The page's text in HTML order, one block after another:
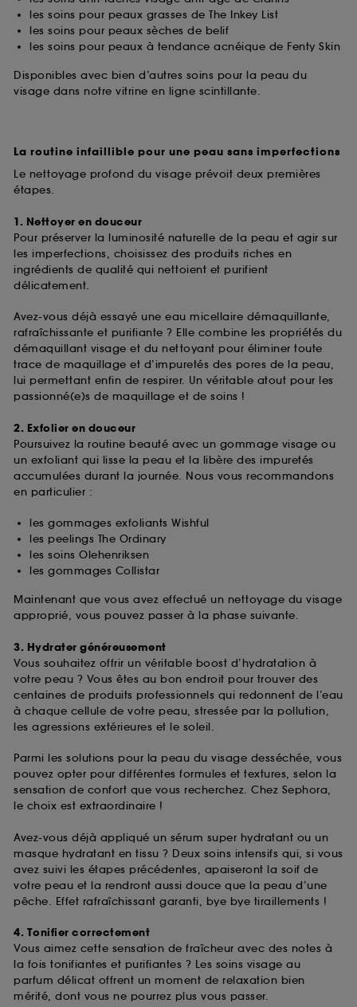
les soins pour peaux grasses de The Inkey List
les soins pour peaux sèches de belif
les soins pour peaux à tendance acnéique de Fenty Skin
Disponibles avec bien d’autres soins pour la peau du
visage dans notre vitrine en ligne scintillante.
La routine infaillible pour une peau sans imperfections
Le nettoyage profond du visage prévoit deux premières
étapes.
1. Nettoyer en douceur
Pour préserver la luminosité naturelle de la peau et agir sur
les imperfections, choisissez des produits riches en
ingrédients de qualité qui nettoient et purifient
délicatement.
Avez-vous déjà essayé une eau micellaire démaquillante,
rafraîchissante et purifiante ? Elle combine les propriétés du
démaquillant visage et du nettoyant pour éliminer toute
trace de maquillage et d’impuretés des pores de la peau,
lui permettant enfin de respirer. Un véritable atout pour les
passionné(e)s de maquillage et de soins !
2. Exfolier en douceur
Poursuivez la routine beauté avec un gommage visage ou
un exfoliant qui lisse la peau et la libère des impuretés
accumulées durant la journée. Nous vous recommandons
en particulier :
les gommages exfoliants Wishful
les peelings The Ordinary
les soins Olehenriksen
les gommages Collistar
Maintenant que vous avez effectué un nettoyage du visage
approprié, vous pouvez passer à la phase suivante.
3. Hydrater généreusement
Vous souhaitez offrir un véritable boost d’hydratation à
votre peau ? Vous êtes au bon endroit pour trouver des
centaines de produits professionnels qui redonnent de l’eau
à chaque cellule de votre peau, stressée par la pollution,
les agressions extérieures et le soleil.
Parmi les solutions pour la peau du visage desséchée, vous
pouvez opter pour différentes formules et textures, selon la
sensation de confort que vous recherchez. Chez Sephora,
le choix est extraordinaire !
Avez-vous déjà appliqué un sérum super hydratant ou un
masque hydratant en tissu ? Deux soins intensifs qui, si vous
avez suivi les étapes précédentes, apaiseront la soif de
votre peau et la rendront aussi douce que la peau d’une
pêche. Effet rafraîchissant garanti, bye bye tiraillements !
4. Tonifier correctement
Vous aimez cette sensation de fraîcheur avec des notes à
la fois tonifiantes et purifiantes ? Les soins visage au
parfum délicat offrent un moment de relaxation bien
mérité, dont vous ne pourrez plus vous passer.